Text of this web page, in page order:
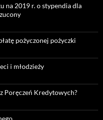
na 2019 r. o stypendia dla
pożyczonej pożyczki
i młodzieży
Poręczeń Kredytowych?